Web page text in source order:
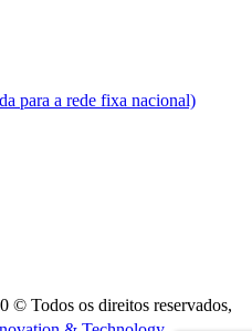
para a rede fixa nacional)
© Todos os direitos reservados,